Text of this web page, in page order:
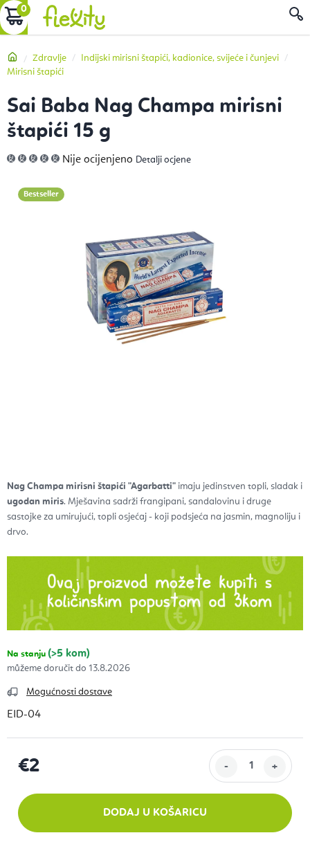
Preskoči
na
KOŠARICA
Početna
Zdravlje
Indijski mirisni štapići, kadionice, svijeće i čunjevi
Mirisni štapići
Nag Champa mirisni štapići "Agarbatti" imaju jedinstven topli, sladak i
ugodan miris. Mješavina sadrži frangipani, sandalovinu i druge
sastojke za umirujući, topli osjećaj - koji podsjeća na jasmin, magnoliju i
drvo.
Na stanju (>5 kom)
13.8.2026
Mogućnosti dostave
EID-04
€2
DODAJ U KOŠARICU
Sai Baba Nag Champa mirisni
štapići 15 g
Prosječna
ocjena
0,0
od
Nije ocijenjeno Detalji ocjene
Bestseller